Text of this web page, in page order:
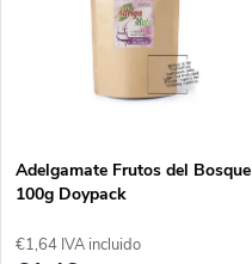
i
c
a
d
Adelgamate Frutos del Bosque
100g Doypack
€1,64 IVA incluido